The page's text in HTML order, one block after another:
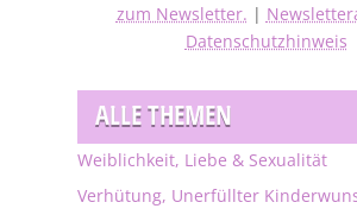
zum Newsletter. |
Datenschutzhinweis
ALLE THEMEN
Weiblichkeit, Liebe & Sexualität
Verhütung, Unerfüllter